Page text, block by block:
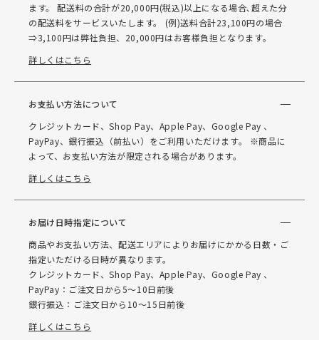
ます。 配送料の合計が20,000円(税込)以上になる場合､超えた分
の配送料をサービスいたします。 (例)送料合計23,100円の場合
⇒3,100円は弊社負担、20,000円はお客様負担となります。
詳しくはこちら
お支払い方法について
クレジットカード、Shop Pay、Apple Pay、Google Pay 、
PayPay、銀行振込（前払い）をご利用いただけます。 ※商品に
よって、お支払い方法が限定される場合があります。
詳しくはこちら
お届け日時指定について
商品やお支払い方法、配送エリアによりお届けにかかる日数・ご
指定いただける日時が異なります。
クレジットカード、Shop Pay、Apple Pay、Google Pay 、
PayPay：ご注文日から5～10日前後
銀行振込：ご注文日から10～15日前後
詳しくはこちら